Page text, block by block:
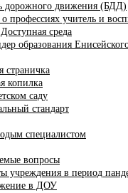
дорожного движения (БДД)
профессиях учитель и
среда
образования
страничка
копилка
саду
стандарт
специалистом
вопросы
учреждения в период
в ДОУ